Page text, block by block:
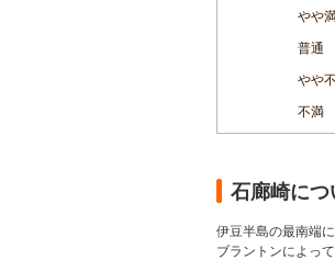
やや
普通
やや
不満
石廊崎につ
伊豆半島の最南端
ブラントンによっ